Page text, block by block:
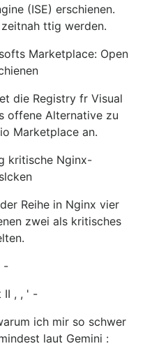
(ISE) erschienen.
ttig werden.
Marketplace: Open
die Registry fr Visual
offene Alternative zu
Marketplace an.
kritische Nginx-
Reihe in Nginx vier
zwei als kritisches
-
II , , ' -
ich mir so schwer
laut Gemini :